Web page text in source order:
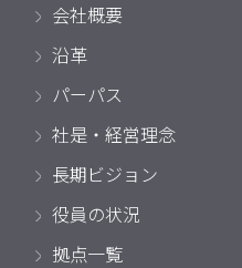
会社概要
沿革
パーパス
社是・経営理念
長期ビジョン
役員の状況
拠点一覧